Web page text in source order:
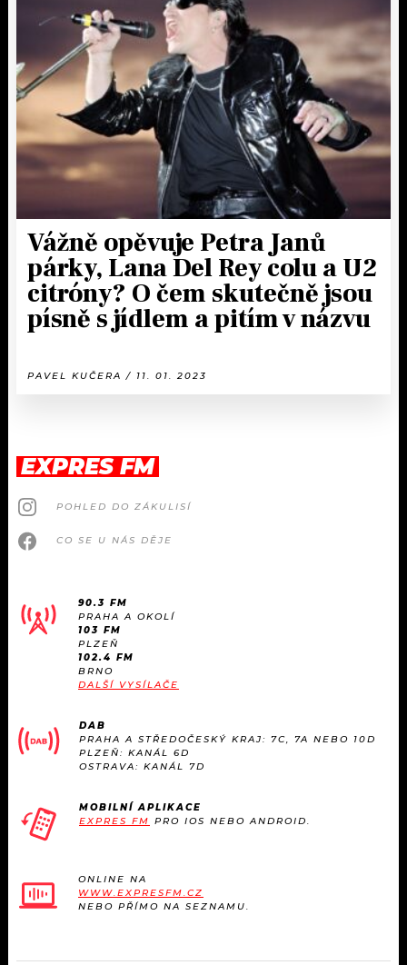
Vážně opěvuje Petra Janů
párky, Lana Del Rey colu a U2
citróny? O čem skutečně jsou
písně s jídlem a pitím v názvu
PAVEL KUČERA / 11. 01. 2023
EXPRES FM
POHLED DO ZÁKULISÍ
CO SE U NÁS DĚJE
90.3 FM
PRAHA A OKOLÍ
103 FM
PLZEŇ
102.4 FM
BRNO
DALŠÍ VYSÍLAČE
DAB
PRAHA A STŘEDOČESKÝ KRAJ: 7C, 7A NEBO 10D
PLZEŇ: KANÁL 6D
OSTRAVA: KANÁL 7D
MOBILNÍ APLIKACE
EXPRES FM PRO IOS NEBO ANDROID.
ONLINE NA
WWW.EXPRESFM.CZ
NEBO PŘÍMO NA SEZNAMU.